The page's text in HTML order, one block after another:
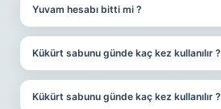
Yuvam hesabı bitti mi ?
Kükürt sabunu günde kaç kez kullanılır ?
Kükürt sabunu günde kaç kez kullanılır ?